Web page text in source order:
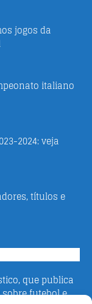
jogos da
italiano
2024: veja
títulos e
que publica
futebol e